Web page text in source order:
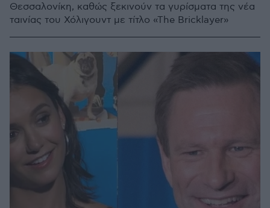
Θεσσαλονίκη, καθώς ξεκινούν τα γυρίσματα της νέα
ταινίας του Χόλιγουντ με τίτλο «The Bricklayer»